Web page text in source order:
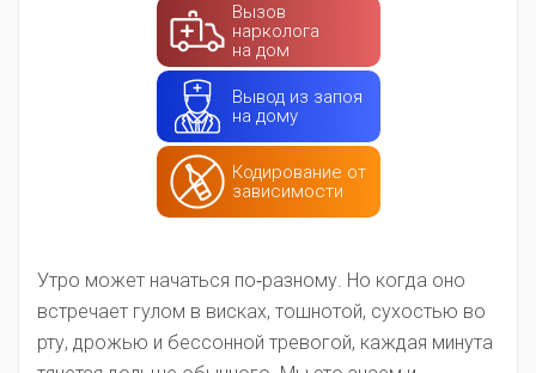
Вызов
нарколога
на дом
Вывод из запоя
на дому
Кодирование от
зависимости
Утро может начаться по‑разному. Но когда оно
встречает гулом в висках, тошнотой, сухостью во
рту, дрожью и бессонной тревогой, каждая минута